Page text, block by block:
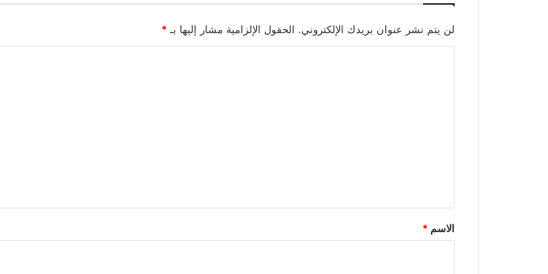
لن يتم نشر عنوان بريدك الإلكتروني. الحقول الإلزامية مشار إليها بـ *
*
الاسم *